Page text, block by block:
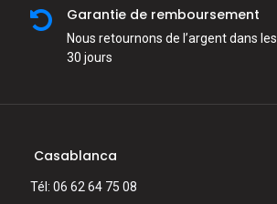
Garantie de remboursement
Nous retournons de l’argent dans les
30 jours
Casablanca
Tél: 06 62 64 75 08